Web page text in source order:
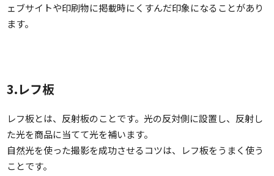
ェブサイトや印刷物に掲載時にくすんだ印象になることがあり
ます。
3.レフ板
レフ板とは、反射板のことです。光の反対側に設置し、反射し
た光を商品に当てて光を補います。
自然光を使った撮影を成功させるコツは、レフ板をうまく使う
ことです。